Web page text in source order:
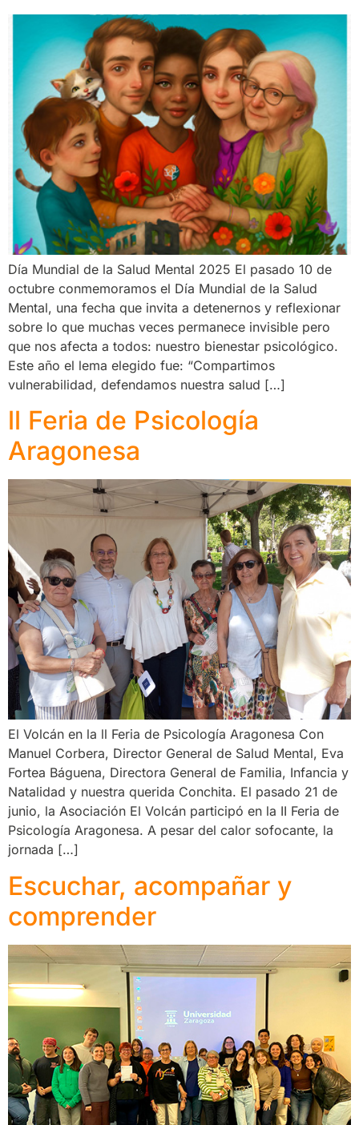
Día Mundial de la Salud Mental 2025 El pasado 10 de
octubre conmemoramos el Día Mundial de la Salud
Mental, una fecha que invita a detenernos y reflexionar
sobre lo que muchas veces permanece invisible pero
que nos afecta a todos: nuestro bienestar psicológico.
Este año el lema elegido fue: “Compartimos
vulnerabilidad, defendamos nuestra salud […]
ll Feria de Psicología
Aragonesa
El Volcán en la ll Feria de Psicología Aragonesa Con
Manuel Corbera, Director General de Salud Mental, Eva
Fortea Báguena, Directora General de Familia, Infancia y
Natalidad y nuestra querida Conchita. El pasado 21 de
junio, la Asociación El Volcán participó en la II Feria de
Psicología Aragonesa. A pesar del calor sofocante, la
jornada […]
Escuchar, acompañar y
comprender